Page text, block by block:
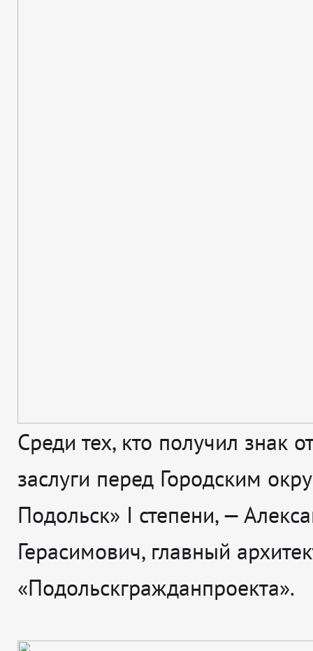
Среди тех, кто получил знак
заслуги перед Городским
Подольск» I степени, —
Герасимович, главный
«Подольскгражданпроекта».